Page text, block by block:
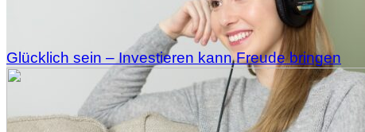
Glücklich sein – Investieren kann Freude bringen